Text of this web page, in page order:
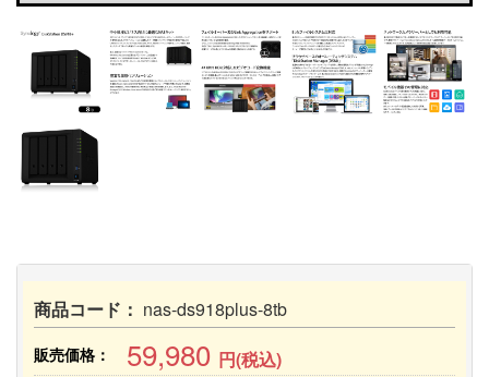
商品コード： nas-ds918plus-8tb
販売価格： 59,980 円(税込)